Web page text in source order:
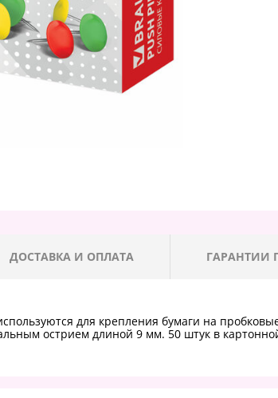
ДОСТАВКА И ОПЛАТА ГАРАНТИИ
для крепления бумаги на
острием длиной 9 мм. 50 штук в